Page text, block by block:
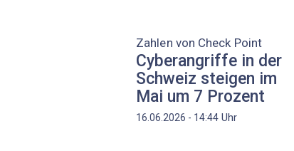
Zahlen von Check Point
Cyberangriffe in der
Schweiz steigen im
Mai um 7 Prozent
16.06.2026 - 14:44 Uhr